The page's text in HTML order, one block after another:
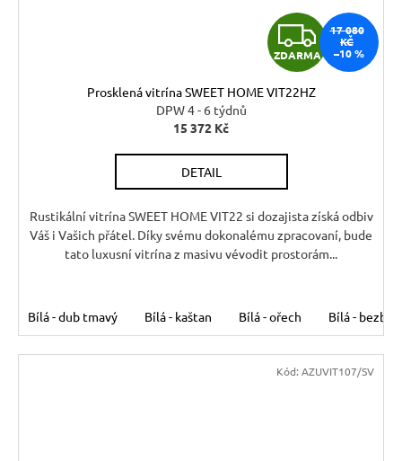
Z
D
A
ZDARMA
17 080
KČ
–10 %
Prosklená vitrína SWEET HOME VIT22HZ
DPW 4 - 6 týdnů
15 372 Kč
DETAIL
Rustikální vitrína SWEET HOME VIT22 si dozajista získá odbiv
Váš i Vašich přátel. Díky svému dokonalému zpracovaní, bude
tato luxusní vitrína z masivu vévodit prostorám...
Bílá - dub tmavý Bílá - kaštan Bílá - ořech Bílá -
Kód: AZUVIT107/SV